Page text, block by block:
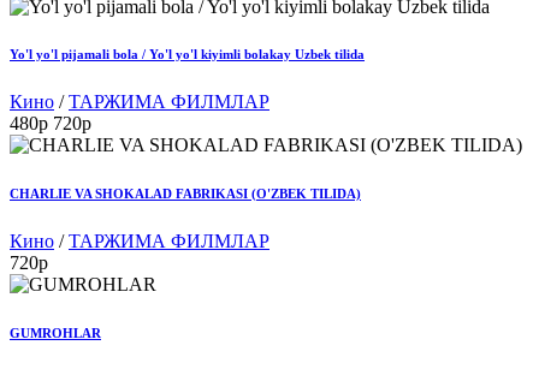
Yo'l yo'l pijamali bola / Yo'l yo'l kiyimli bolakay Uzbek tilida
Кино /ТАРЖИМА ФИЛМЛАР
480p 720p
CHARLIE VA SHOKALAD FABRIKASI (O'ZBEK TILIDA)
Кино /ТАРЖИМА ФИЛМЛАР
720p
GUMROHLAR